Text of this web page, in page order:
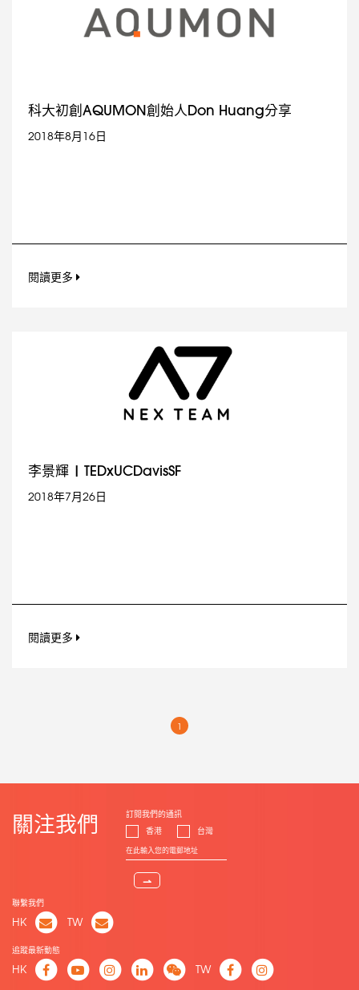
科大初創AQUMON創始人Don Huang分享
2018年8月16日
閱讀更多
李景輝 | TEDxUCDavisSF
2018年7月26日
閱讀更多
1
關注我們
訂閱我們的通訊
香港
台灣
⇀
聯繫我們
HK TW
追蹤最新動態
HK TW